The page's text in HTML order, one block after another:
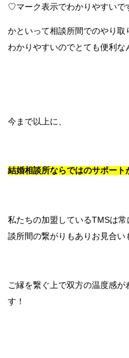
♡マーク表示でわかりやすいで
かといって相談所間でのやり
わかりやすいのでとても便利な
今まで以上に、
結婚相談所ならではのサポート
私たちの加盟しているTMSは
談所間の繋がりもありお見合い
ご縁を繋ぐ上で双方の温度感
す！